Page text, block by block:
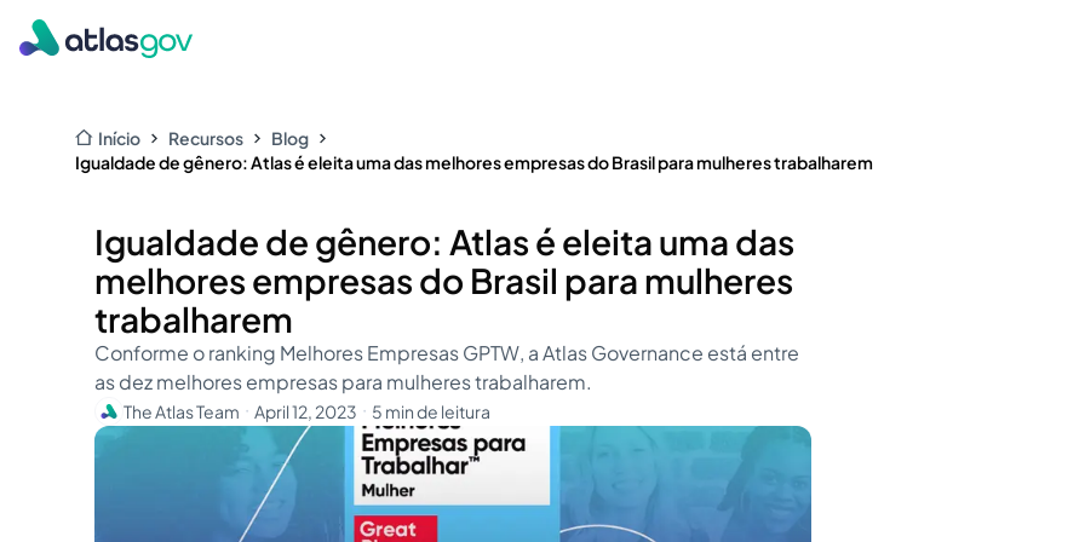
Início Recursos
Blog
Igualdade de gênero: Atlas é eleita uma das melhores empresas do Brasil para mulheres trabalharem
Igualdade de gênero: Atlas é eleita uma das
melhores empresas do Brasil para mulheres
trabalharem
Conforme o ranking Melhores Empresas GPTW, a Atlas Governance está entre
as dez melhores empresas para mulheres trabalharem.
The Atlas Team ・ April 12, 2023 ・ 5 min de leitura